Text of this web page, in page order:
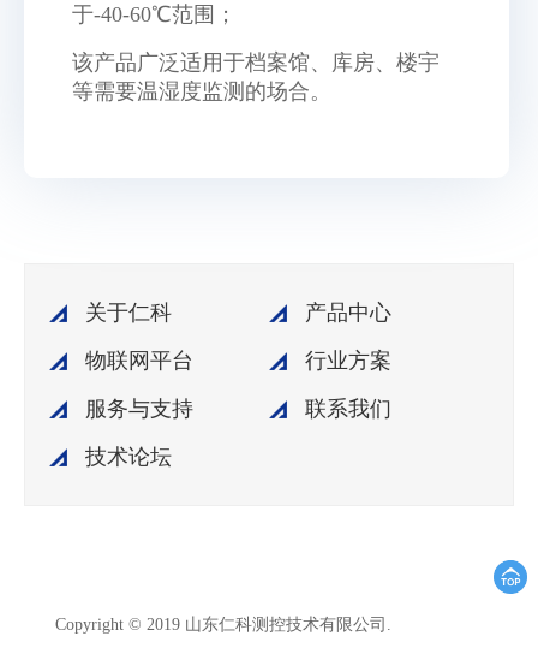
于-40-60℃范围 ；
该产品广泛适用于档案馆、库房、楼宇
等需要温湿度监测的场合。
关于仁科
产品中心
物联网平台
行业方案
服务与支持
联系我们
技术论坛
Copyright © 2019 山东仁科测控技术有限公司.